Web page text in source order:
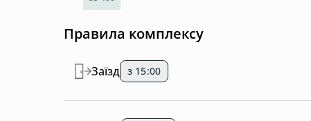
Правила комплексу
Заїзд з 15:00